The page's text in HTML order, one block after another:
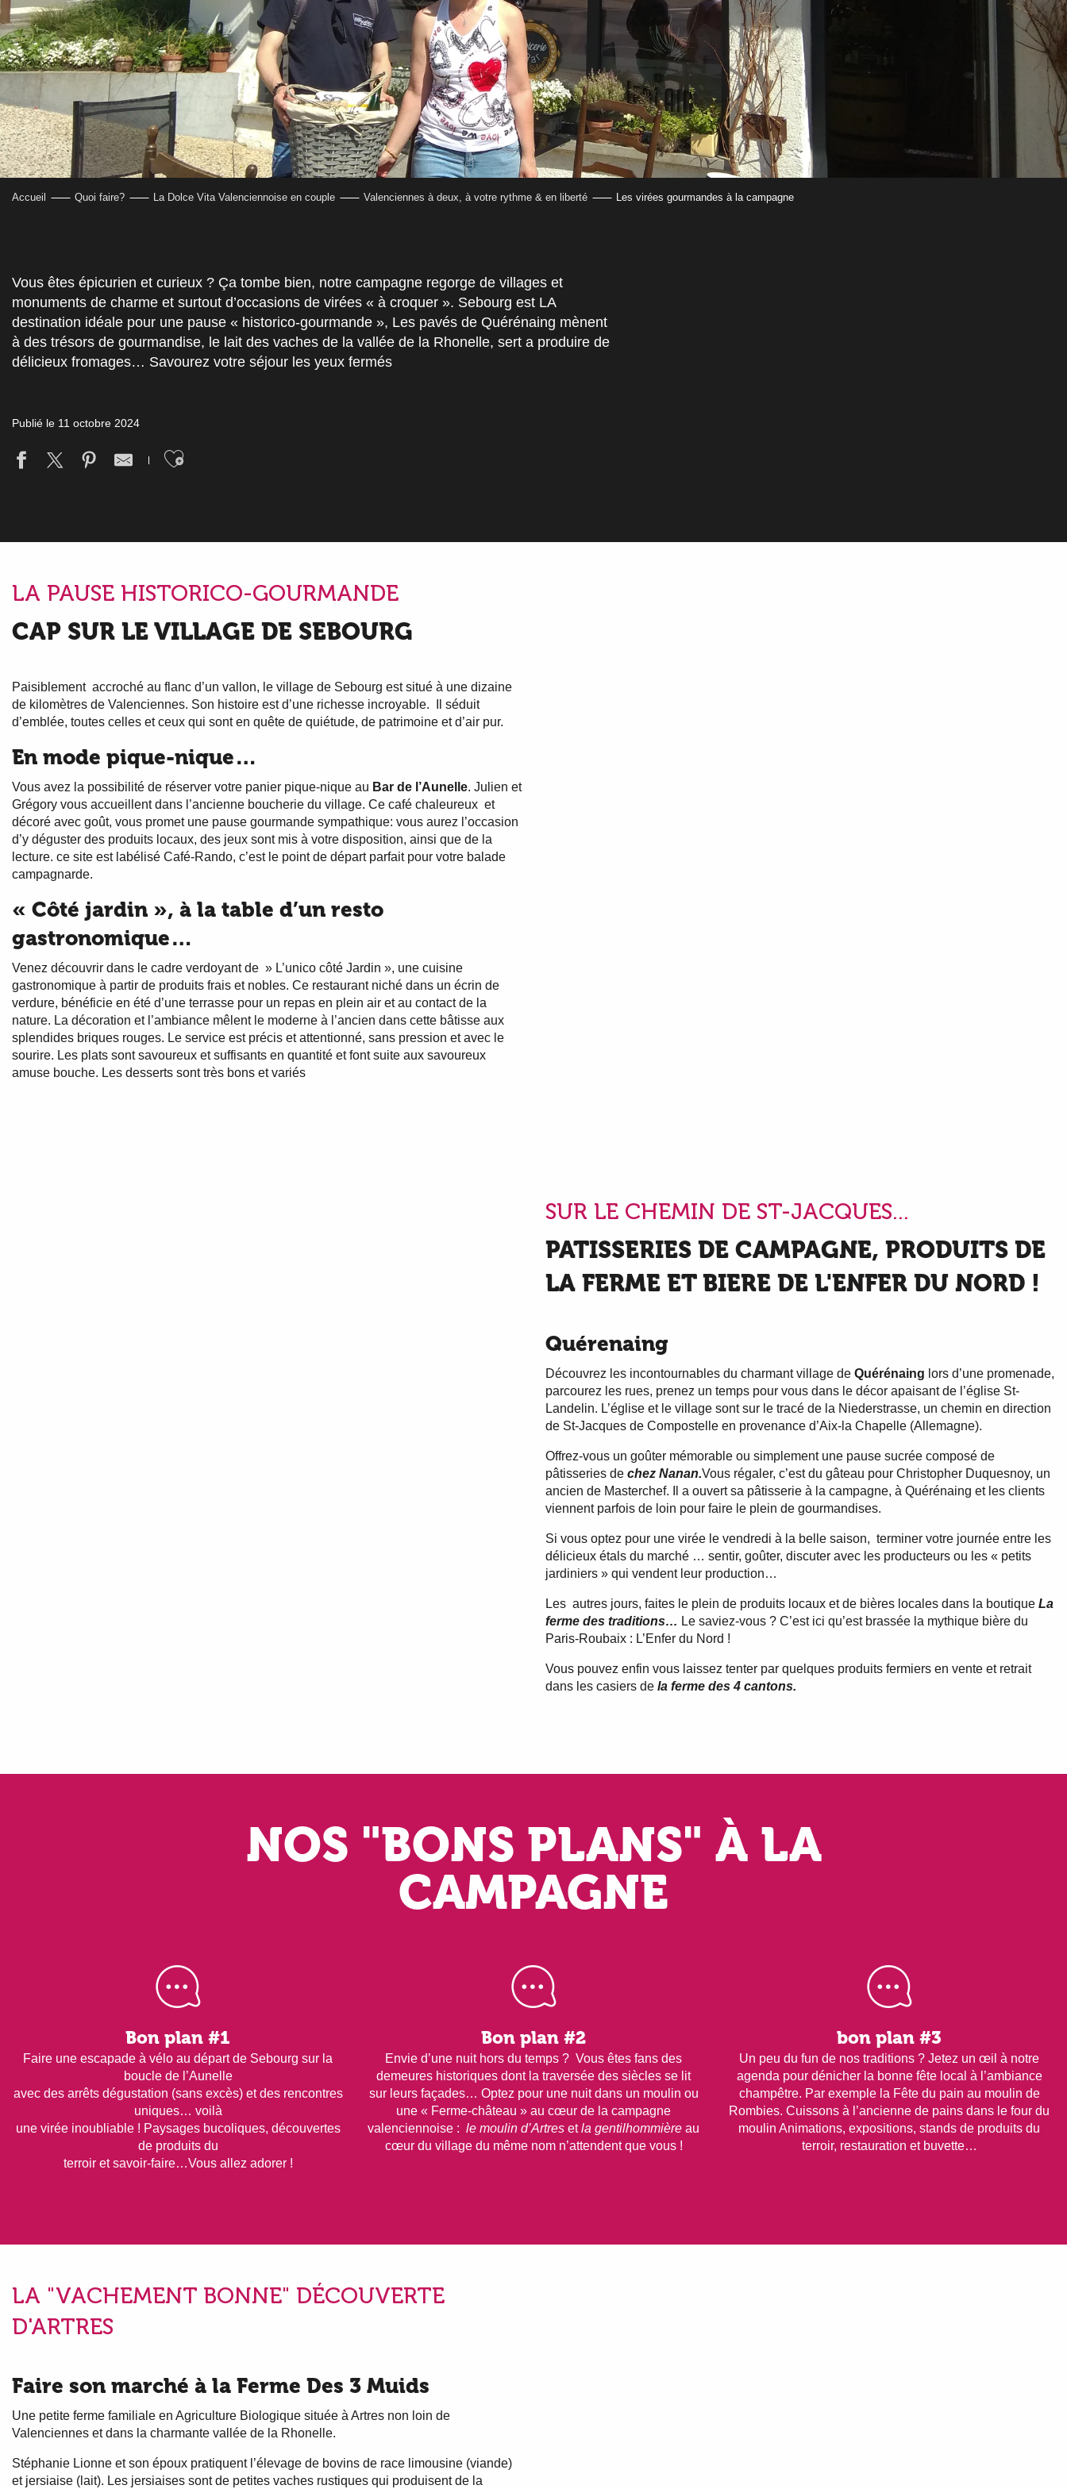
Accueil Quoi faire? La Dolce Vita Valenciennoise en couple Valenciennes à deux, à votre rythme & en liberté Les virées gourmandes à la campagne
Vous êtes épicurien et curieux ? Ça tombe bien, notre campagne regorge de villages et
monuments de charme et surtout d’occasions de virées « à croquer ». Sebourg est LA
destination idéale pour une pause « historico-gourmande », Les pavés de Quérénaing mènent
à des trésors de gourmandise, le lait des vaches de la vallée de la Rhonelle, sert a produire de
délicieux fromages… Savourez votre séjour les yeux fermés
Publié le 11 octobre 2024
Ajouter aux favoris
LA PAUSE HISTORICO-GOURMANDE
CAP SUR LE VILLAGE DE SEBOURG
Paisiblement accroché au flanc d’un vallon, le village de Sebourg est situé à une dizaine
de kilomètres de Valenciennes. Son histoire est d’une richesse incroyable. Il séduit
d’emblée, toutes celles et ceux qui sont en quête de quiétude, de patrimoine et d’air pur.
En mode pique-nique…
Vous avez la possibilité de réserver votre panier pique-nique au Bar de l’Aunelle. Julien et
Grégory vous accueillent dans l’ancienne boucherie du village. Ce café chaleureux et
décoré avec goût, vous promet une pause gourmande sympathique: vous aurez l’occasion
d’y déguster des produits locaux, des jeux sont mis à votre disposition, ainsi que de la
lecture. ce site est labélisé Café-Rando, c’est le point de départ parfait pour votre balade
campagnarde.
« Côté jardin », à la table d’un resto
gastronomique…
Venez découvrir dans le cadre verdoyant de » L’unico côté Jardin », une cuisine
gastronomique à partir de produits frais et nobles. Ce restaurant niché dans un écrin de
verdure, bénéficie en été d’une terrasse pour un repas en plein air et au contact de la
nature. La décoration et l’ambiance mêlent le moderne à l’ancien dans cette bâtisse aux
splendides briques rouges. Le service est précis et attentionné, sans pression et avec le
sourire. Les plats sont savoureux et suffisants en quantité et font suite aux savoureux
amuse bouche. Les desserts sont très bons et variés
SUR LE CHEMIN DE ST-JACQUES...
PATISSERIES DE CAMPAGNE, PRODUITS DE
LA FERME ET BIERE DE L'ENFER DU NORD !
Quérenaing
Découvrez les incontournables du charmant village de Quérénaing lors d’une promenade,
parcourez les rues, prenez un temps pour vous dans le décor apaisant de l’église St-
Landelin. L’église et le village sont sur le tracé de la Niederstrasse, un chemin en direction
de St-Jacques de Compostelle en provenance d’Aix-la Chapelle (Allemagne).
Offrez-vous un goûter mémorable ou simplement une pause sucrée composé de
pâtisseries de chez Nanan.Vous régaler, c’est du gâteau pour Christopher Duquesnoy, un
ancien de Masterchef. Il a ouvert sa pâtisserie à la campagne, à Quérénaing et les clients
viennent parfois de loin pour faire le plein de gourmandises.
Si vous optez pour une virée le vendredi à la belle saison, terminer votre journée entre les
délicieux étals du marché … sentir, goûter, discuter avec les producteurs ou les « petits
jardiniers » qui vendent leur production…
Les autres jours, faites le plein de produits locaux et de bières locales dans la boutique La
ferme des traditions… Le saviez-vous ? C’est ici qu’est brassée la mythique bière du
Paris-Roubaix : L’Enfer du Nord !
Vous pouvez enfin vous laissez tenter par quelques produits fermiers en vente et retrait
dans les casiers de la ferme des 4 cantons.
NOS "BONS PLANS" À LA
CAMPAGNE
Bon plan #1
Faire une escapade à vélo au départ de Sebourg sur la
boucle de l’Aunelle
avec des arrêts dégustation (sans excès) et des rencontres
uniques… voilà
une virée inoubliable ! Paysages bucoliques, découvertes
de produits du
terroir et savoir-faire…Vous allez adorer !
Bon plan #2
Envie d’une nuit hors du temps ? Vous êtes fans des
demeures historiques dont la traversée des siècles se lit
sur leurs façades… Optez pour une nuit dans un moulin ou
une « Ferme-château » au cœur de la campagne
valenciennoise : le moulin d’Artres etla gentilhommière au
cœur du village du même nom n’attendent que vous !
bon plan #3
Un peu du fun de nos traditions ? Jetez un œil à notre
agenda pour dénicher la bonne fête local à l’ambiance
champêtre. Par exemple la Fête du pain au moulin de
Rombies. Cuissons à l’ancienne de pains dans le four du
moulin Animations, expositions, stands de produits du
terroir, restauration et buvette…
LA "VACHEMENT BONNE" DÉCOUVERTE
D'ARTRES
Faire son marché à la Ferme Des 3 Muids
Une petite ferme familiale en Agriculture Biologique située à Artres non loin de
Valenciennes et dans la charmante vallée de la Rhonelle.
Stéphanie Lionne et son époux pratiquent l’élevage de bovins de race limousine (viande)
et jersiaise (lait). Les jersiaises sont de petites vaches rustiques qui produisent de la